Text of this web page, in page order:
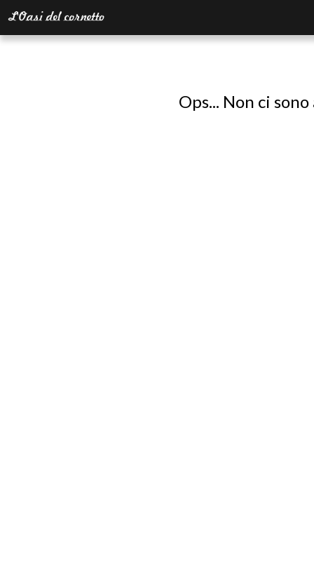
Ops... Non ci